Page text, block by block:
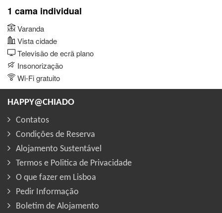
1 cama individual
Varanda
Vista cidade
Televisão de ecrã plano
Insonorização
Wi-Fi gratuito
HAPPY@CHIADO
Contatos
Condições de Reserva
Alojamento Sustentável
Termos e Politica de Privacidade
O que fazer em Lisboa
Pedir Informação
Boletim de Alojamento